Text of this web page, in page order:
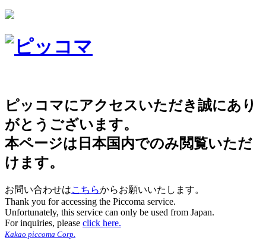
ピッコマにアクセスいただき誠にあり
がとうございます。
本ページは日本国内でのみ閲覧いただ
けます。
お問い合わせはこちらからお願いいたします。
Thank you for accessing the Piccoma service.
Unfortunately, this service can only be used from Japan.
For inquiries, please click here.
Kakao piccoma Corp.